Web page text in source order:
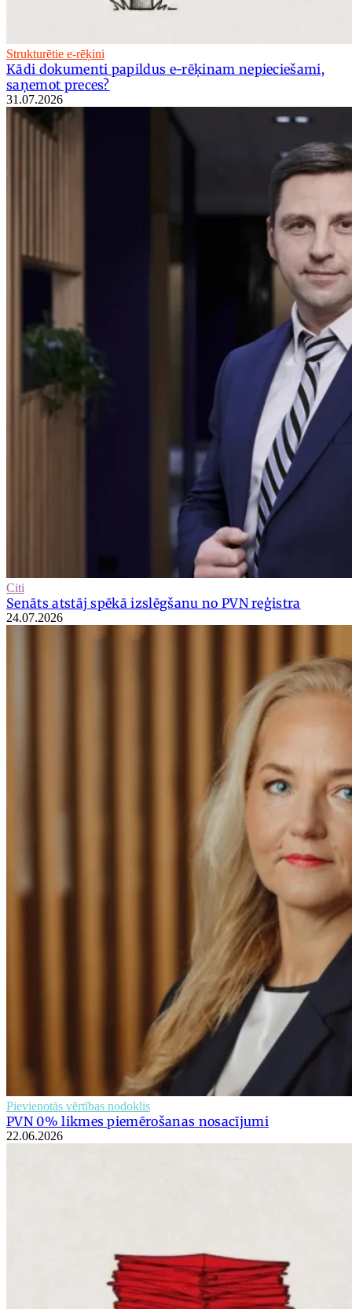
Strukturētie e-rēķini
Kādi dokumenti papildus e-rēķinam nepieciešami,
saņemot preces?
31.07.2026
Citi
Senāts atstāj spēkā izslēgšanu no PVN reģistra
24.07.2026
Pievienotās vērtības nodoklis
PVN 0% likmes piemērošanas nosacījumi
22.06.2026